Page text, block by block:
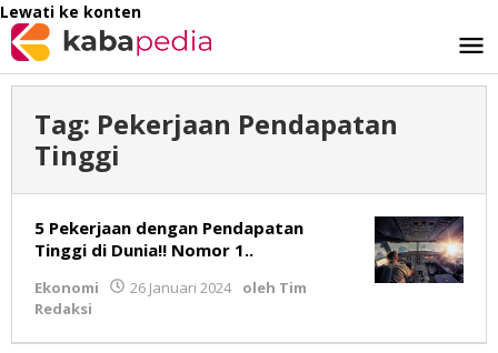
Lewati ke konten
Tag: Pekerjaan Pendapatan
Tinggi
5 Pekerjaan dengan Pendapatan
Tinggi di Dunia!! Nomor 1..
Ekonomi 26 Januari 2024 oleh Tim
Redaksi